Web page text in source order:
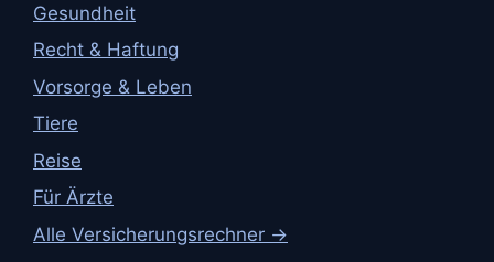
Gesundheit
Recht & Haftung
Vorsorge & Leben
Tiere
Reise
Für Ärzte
Alle Versicherungsrechner →